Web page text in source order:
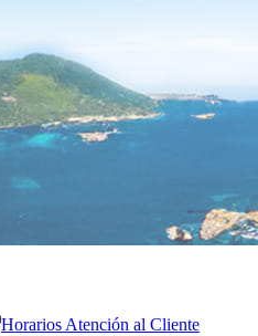
Horarios Atención al Cliente